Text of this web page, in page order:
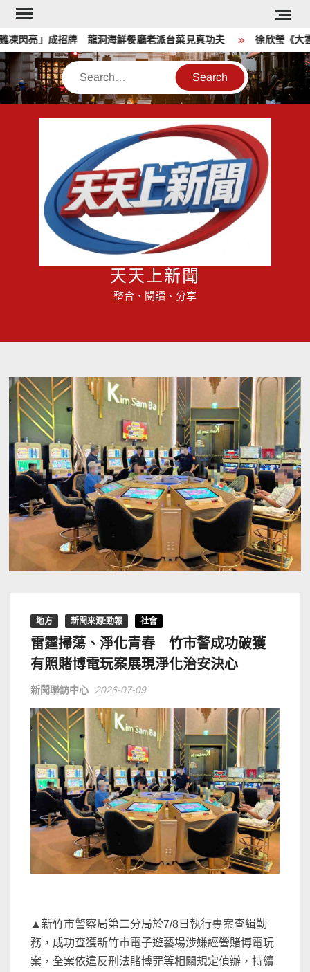
Skip
content
亮」成招牌 龍洞海鮮餐廳老派台菜見真功夫 徐欣瑩《大雲
Search
天天上新聞
整合、閱讀、分享
地方 新聞來源:勁報 社會
雷霆掃蕩、淨化青春 竹市警成功破獲
有照賭博電玩案展現淨化治安決心
新聞聯訪中心 2026-07-09
▲新竹市警察局第二分局於7/8日執行專案查緝勤
務，成功查獲新竹市電子遊藝場涉嫌經營賭博電玩
案，全案依違反刑法賭博罪等相關規定偵辦，持續